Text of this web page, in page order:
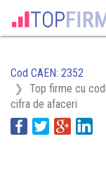
Cod CAEN: 2352
Top firme cu
cifra de afaceri